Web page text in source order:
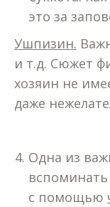
это за
Ушпизин.
и т.д. Сюжет
хозяин не
даже
Одна из
с помощью